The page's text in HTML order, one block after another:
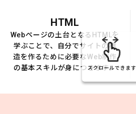
HTML
Webページの土台となるHTMLを
学ぶことで、自分でサイトの構
造を作るために必要なWeb制作
の基本スキルが身につきます。
スクロールできます